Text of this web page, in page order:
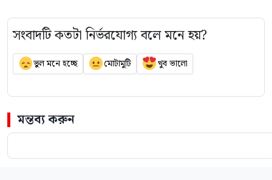
সংবাদটি কতটা নির্ভরযোগ্য বলে মনে হয়?
ভুল মনে হচ্ছে মোটামুটি খুব ভালো
মন্তব্য করুন